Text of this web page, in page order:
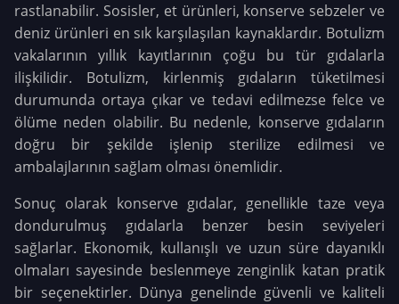
rastlanabilir. Sosisler, et ürünleri, konserve sebzeler ve
deniz ürünleri en sık karşılaşılan kaynaklardır. Botulizm
vakalarının yıllık kayıtlarının çoğu bu tür gıdalarla
ilişkilidir. Botulizm, kirlenmiş gıdaların tüketilmesi
durumunda ortaya çıkar ve tedavi edilmezse felce ve
ölüme neden olabilir. Bu nedenle, konserve gıdaların
doğru bir şekilde işlenip sterilize edilmesi ve
ambalajlarının sağlam olması önemlidir.
Sonuç olarak konserve gıdalar, genellikle taze veya
dondurulmuş gıdalarla benzer besin seviyeleri
sağlarlar. Ekonomik, kullanışlı ve uzun süre dayanıklı
olmaları sayesinde beslenmeye zenginlik katan pratik
bir seçenektirler. Dünya genelinde güvenli ve kaliteli